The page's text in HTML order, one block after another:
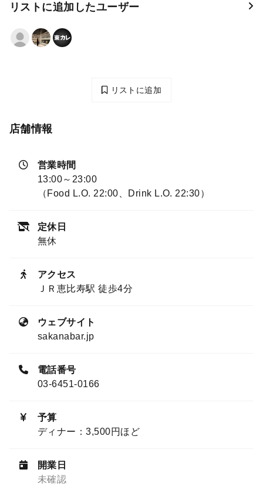
リストに追加したユーザー
リストに追加
店舗情報
営業時間
13:00～23:00
（Food L.O. 22:00、Drink L.O. 22:30）
定休日
無休
アクセス
ＪＲ恵比寿駅 徒歩4分
ウェブサイト
sakanabar.jp
電話番号
03-6451-0166
予算
ディナー：3,500円ほど
開業日
未確認